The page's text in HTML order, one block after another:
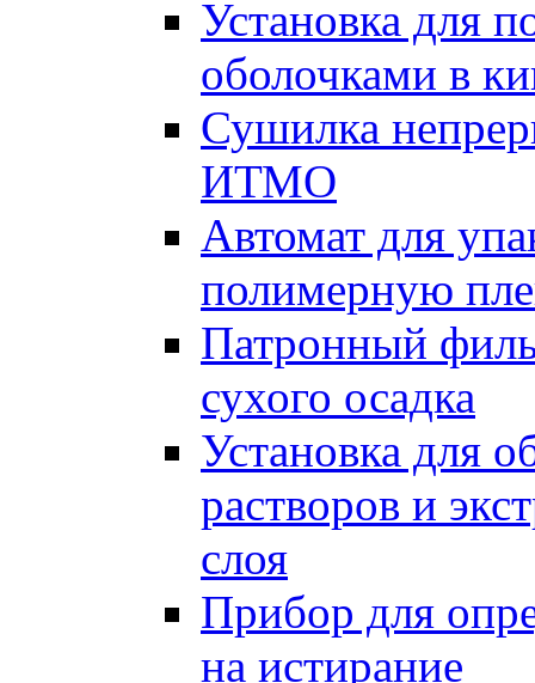
Установка для
оболочками в
Сушилка
ИТМО
Автомат для
полимерную
Патронный
сухого осадка
Установка для
растворов и
слоя
Прибор для
на истирание